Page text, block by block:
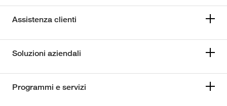
Assistenza clienti
Soluzioni aziendali
Programmi e servizi